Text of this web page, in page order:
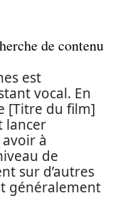
de contenu
est
vocal. En
[Titre du film]
lancer
à
de
sur d’autres
généralement